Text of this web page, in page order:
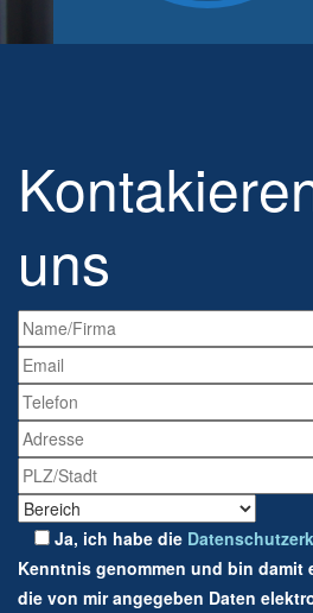
uns
Ja, ich habe die
Kenntnis genommen und bin damit
die von mir angegeben Daten